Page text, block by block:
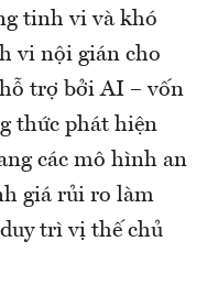
tinh vi và khó
vi nội gián cho
trợ bởi AI – vốn
thức phát hiện
các mô hình an
giá rủi ro làm
trì vị thế chủ